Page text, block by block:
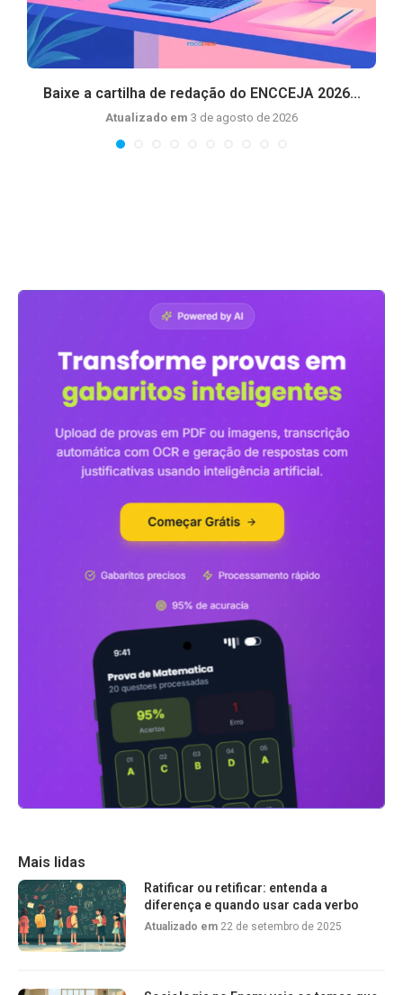
Baixe a cartilha de redação do ENCCEJA 2026...
Atualizado em 3 de agosto de 2026
Mais lidas
Ratificar ou retificar: entenda a
diferença e quando usar cada verbo
Atualizado em 22 de setembro de 2025